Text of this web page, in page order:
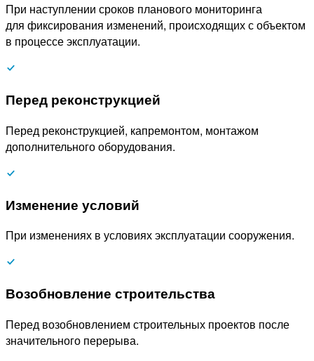
При наступлении сроков планового мониторинга
для фиксирования изменений, происходящих с объектом
в процессе эксплуатации.
Перед реконструкцией
Перед реконструкцией, капремонтом, монтажом
дополнительного оборудования.
Изменение условий
При изменениях в условиях эксплуатации сооружения.
Возобновление строительства
Перед возобновлением строительных проектов после
значительного перерыва.